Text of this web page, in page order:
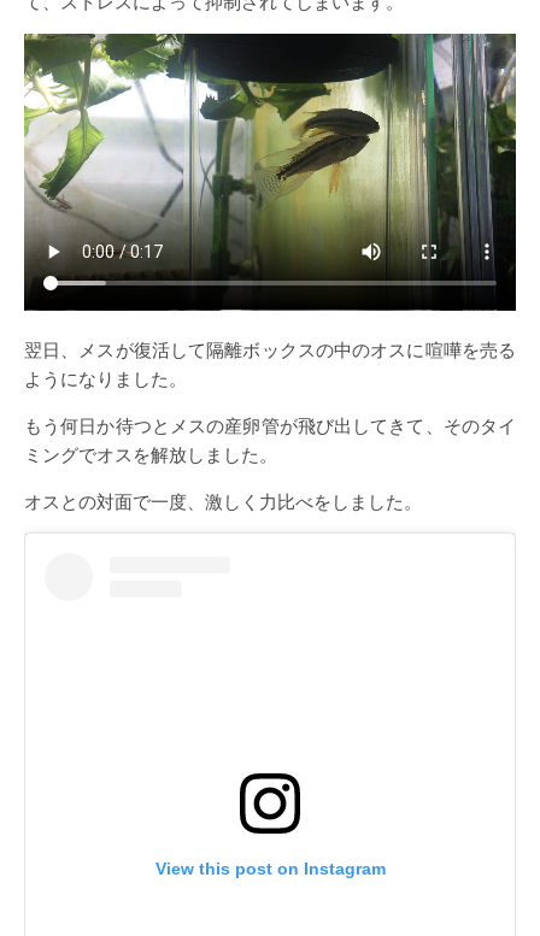
翌日、メスが復活して隔離ボックスの中のオスに喧嘩を売る
ようになりました。
もう何日か待つとメスの産卵管が飛び出してきて、そのタイ
ミングでオスを解放しました。
オスとの対面で一度、激しく力比べをしました。
View this post on Instagram